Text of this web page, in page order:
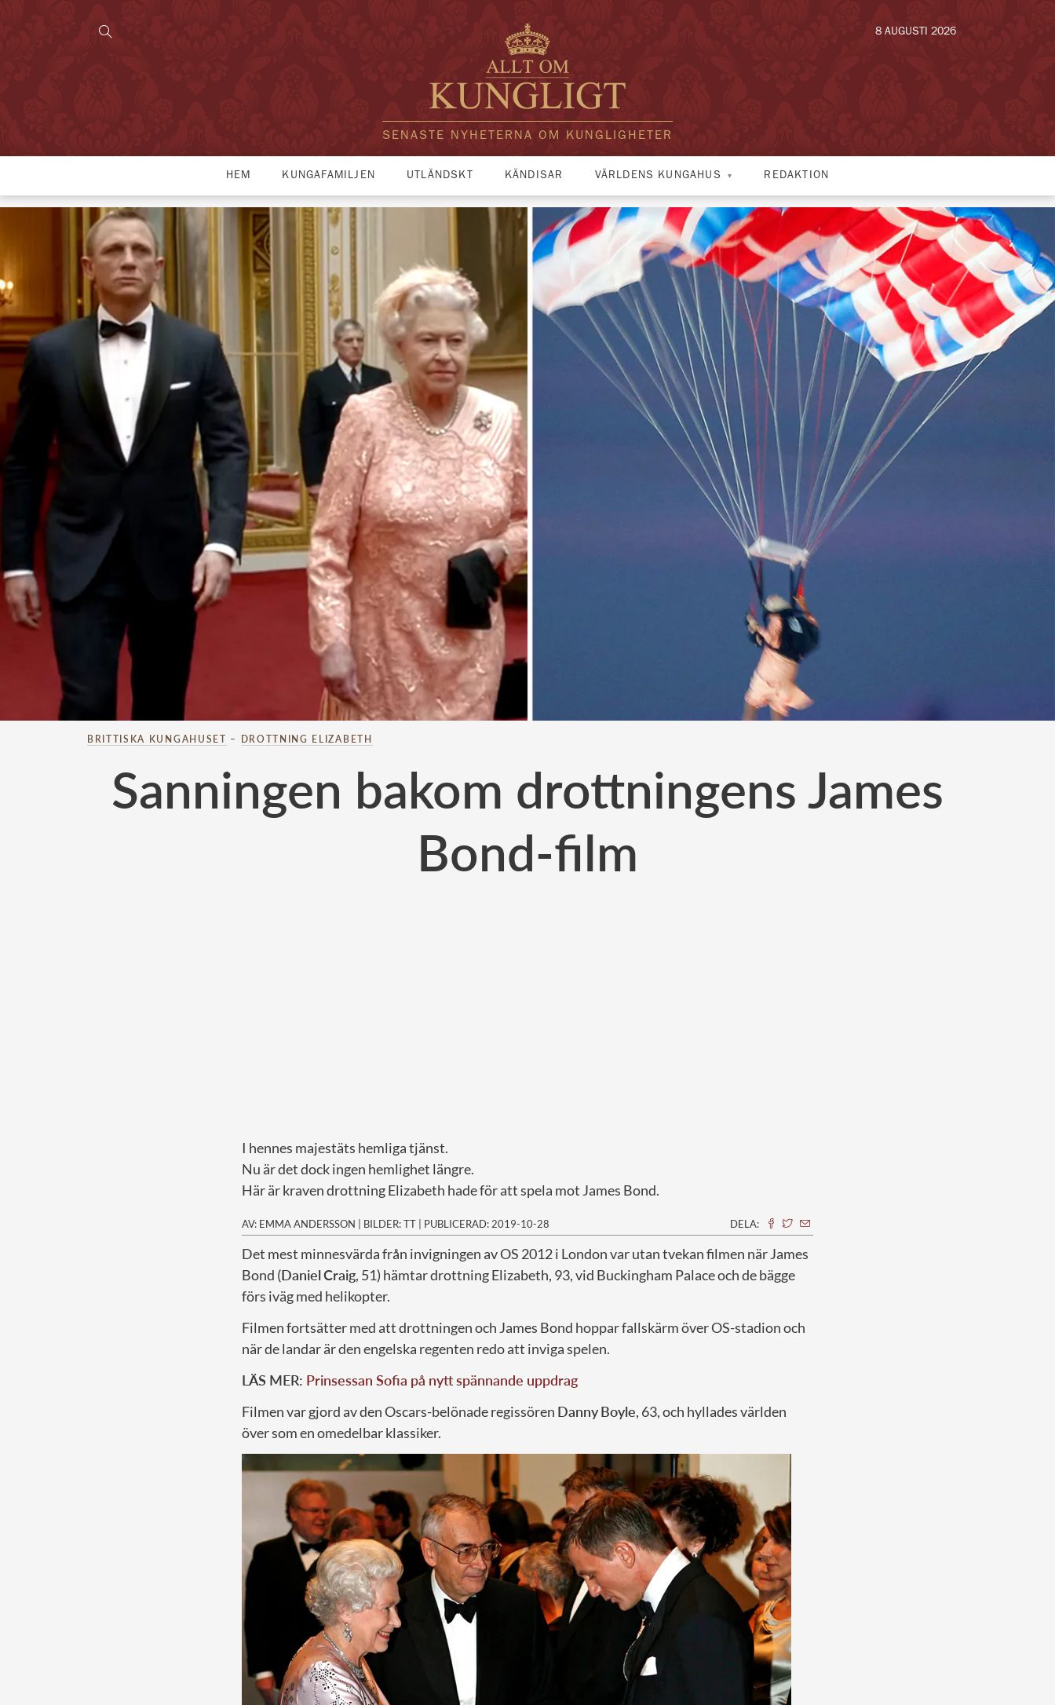
SENASTE NYHETERNA OM KUNGLIGHETER
8 AUGUSTI 2026
HEM KUNGAFAMILJEN UTLÄNDSKT KÄNDISAR VÄRLDENS KUNGAHUS REDAKTION
BRITTISKA KUNGAHUSET – DROTTNING ELIZABETH
Sanningen bakom drottningens James
Bond-film
I hennes majestäts hemliga tjänst.
Nu är det dock ingen hemlighet längre.
Här är kraven drottning Elizabeth hade för att spela mot James Bond.
AV: EMMA ANDERSSON | BILDER: TT | PUBLICERAD: 2019-10-28 DELA:
Det mest minnesvärda från invigningen av OS 2012 i London var utan tvekan filmen när James
Bond (DanielCraig, 51) hämtar drottning Elizabeth, 93, vid Buckingham Palace och de bägge
förs iväg med helikopter.
Filmen fortsätter med att drottningen och James Bond hoppar fallskärm över OS-stadion och
när de landar är den engelska regenten redo att inviga spelen.
LÄS MER: Prinsessan Sofia på nytt spännande uppdrag
Filmen var gjord av den Oscars-belönade regissören DannyBoyle, 63, och hyllades världen
över som en omedelbar klassiker.